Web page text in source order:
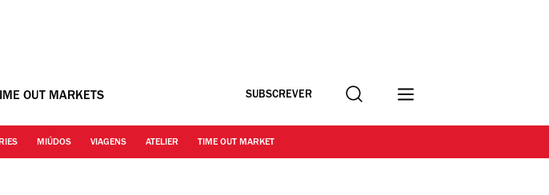
OUT MARKETS SUBSCREVER Procurar
MIÚDOS VIAGENS ATELIER TIME OUT MARKET